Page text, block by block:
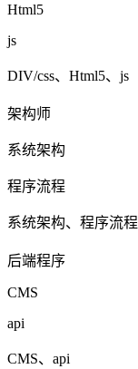
Html5
js
DIV/css、Html5、js
架构师
系统架构
程序流程
系统架构、程序流程
后端程序
CMS
api
CMS、api